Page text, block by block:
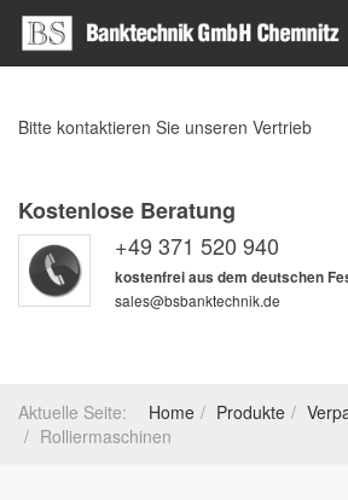
Bitte kontaktieren Sie unseren Vertrieb
Kostenlose Beratung
+49 371 520 940
kostenfrei aus dem deutschen
sales@bsbanktechnik.de
Aktuelle Seite: Home Produkte
Rolliermaschinen